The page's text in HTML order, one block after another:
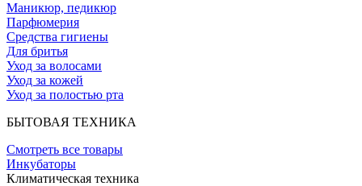
Маникюр, педикюр
Парфюмерия
Средства гигиены
Для бритья
Уход за волосами
Уход за кожей
Уход за полостью рта
БЫТОВАЯ ТЕХНИКА
Смотреть все товары
Инкубаторы
Климатическая техника